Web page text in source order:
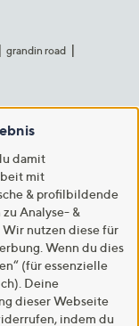
grandin road
damit
mit
& profilbildende
Analyse- &
Wir nutzen diese für
Wenn du dies
(für essenzielle
Deine
dieser Webseite
indem du